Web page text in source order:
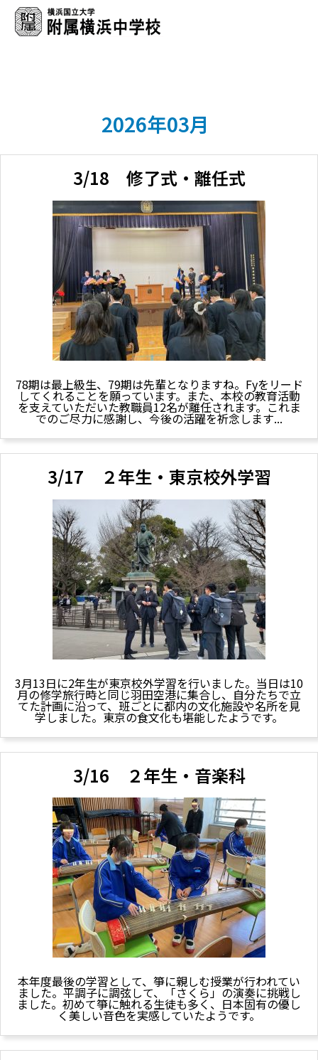
2026年03月
3/18 修了式・離任式
78期は最上級生、79期は先輩となりますね。Fyをリード
してくれることを願っています。また、本校の教育活動
を支えていただいた教職員12名が離任されます。これま
でのご尽力に感謝し、今後の活躍を祈念します...
3/17 ２年生・東京校外学習
3月13日に2年生が東京校外学習を行いました。当日は10
月の修学旅行時と同じ羽田空港に集合し、自分たちで立
てた計画に沿って、班ごとに都内の文化施設や名所を見
学しました。東京の食文化も堪能したようです。
3/16 ２年生・音楽科
本年度最後の学習として、箏に親しむ授業が行われてい
ました。平調子に調弦して、「さくら」の演奏に挑戦し
ました。初めて箏に触れる生徒も多く、日本固有の優し
く美しい音色を実感していたようです。